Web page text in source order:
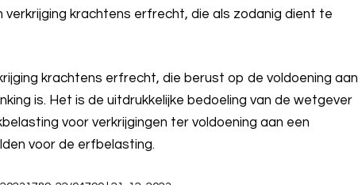
krachtens erfrecht, die als zodanig dient te
krachtens erfrecht, die berust op de voldoening aan
is. Het is de uitdrukkelijke bedoeling van de wetgever
voor verkrijgingen ter voldoening aan een
voor de erfbelasting.